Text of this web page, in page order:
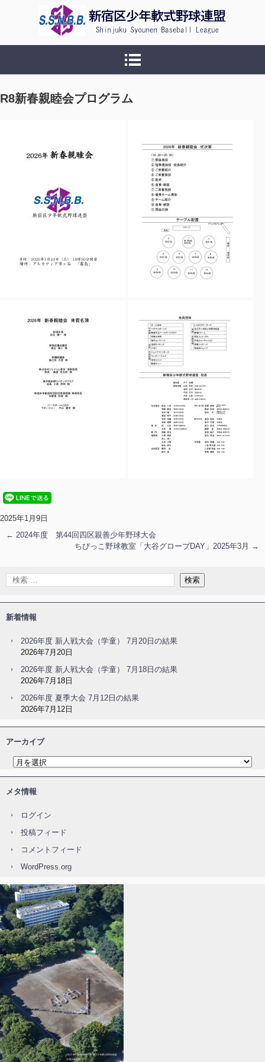
新宿区少年軟式野球連盟
R8新春親睦会プログラム
2025年1月9日
← 2024年度 第44回四区親善少年野球大会
ちびっこ野球教室「大谷グローブDAY」2025年3月 →
新着情報
2026年度 新人戦大会（学童） 7月20日の結果
2026年7月20日
2026年度 新人戦大会（学童） 7月18日の結果
2026年7月18日
2026年度 夏季大会 7月12日の結果
2026年7月12日
アーカイブ
メタ情報
ログイン
投稿フィード
コメントフィード
WordPress.org